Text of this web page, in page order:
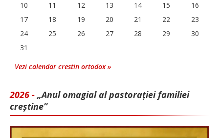
10
11 12 13 14 15
16
17
18 19 20 21 22
23
24
25 26 27 28 29
30
31
Vezi calendar crestin ortodox »
2026 - „Anul omagial al pastorației familiei
creștine”